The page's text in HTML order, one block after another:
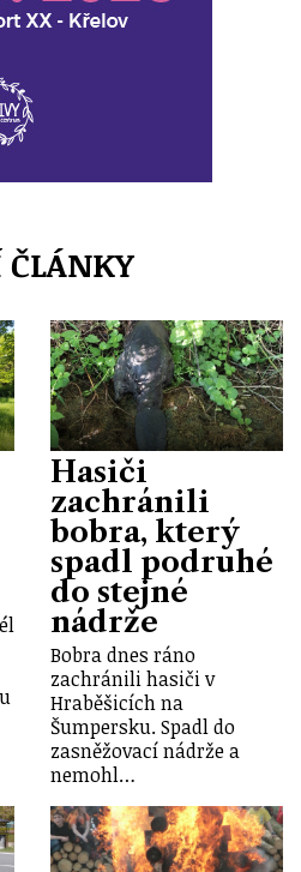
ČLÁNKY
Hasiči
zachránili
bobra, který
spadl podruhé
do stejné
nádrže
Bobra dnes ráno
zachránili hasiči v
Hraběšicích na
Šumpersku. Spadl do
zasněžovací nádrže a
nemohl…